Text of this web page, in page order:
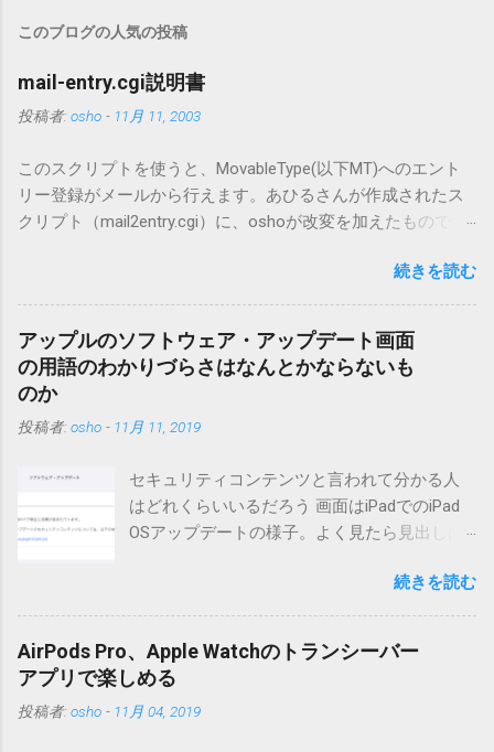
このブログの人気の投稿
mail-entry.cgi説明書
投稿者: osho - 11月 11, 2003
このスクリプトを使うと、MovableType(以下MT)へのエント
リー登録がメールから行えます。あひるさんが作成されたス
クリプト（mail2entry.cgi）に、oshoが改変を加えたもので
ーも出来ます。 バージョン0.5.3以降の動作確認はMT3.11で行
っています。0.5.2まではMT2.661で確認していました。0.5.3以
降もたぶん動くと思います。 現在のバージョンは0.5.3です。
（2004/12/4リリース）※0.6.3を公開しています。まだ心配な
点が多いため、こちらにはリンクしていません。安定を求め
る方は0.5.3を、新版の機能が必要な方は0.6.3をご利用くださ
い。 こちら からどうぞ。 0.3.6までのバージョンに、エント
版へのアップデートを強くお勧めしてます。 mail-entry.zipを
ダウンロードするにはここをクリックしてください。
（Windowsから解凍したフォルダを見ると「_MACOSX」とい
りませんので無視してください。MacOS XでZIP圧縮している
ため、Mac独自のファイル情報が含まれてしまうようで
す。） Ver.0.3.0以降用の差分ファイルはこちら 。ZIP圧縮して
まとめてあります。いまのバージョン番号と同じバージョン
合は一つずつ順に適用していく必要があります。0.5.0以降
続きを読む
アップルのソフトウェア・アップデート画面
の用語のわかりづらさはなんとかならないも
のか
投稿者: osho - 11月 11, 2019
セキュリティコンテンツと言われて分かる人
はどれくらいいるだろう 画面はiPadでのiPad
OSアップデートの様子。よく見たら見出しは
の名前としてはいまだにiOSのままとか、そん
な理由じゃないでしょうね。 それは混乱のも
ア・アップデートのセキュリティコンテンツ
については、以下のWebサイトをご覧くださ
い」の部分。 セキュリティコンテンツ…？ こ
続きを読む
AirPods Pro、Apple Watchのトランシーバー
アプリで楽しめる
投稿者: osho - 11月 04, 2019